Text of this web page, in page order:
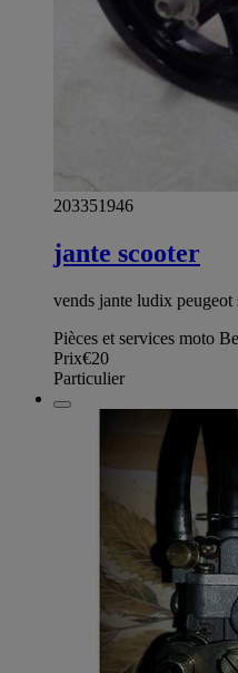
203351946
jante scooter
vends jante ludix peugeot
Pièces et services moto
Prix€20
Particulier